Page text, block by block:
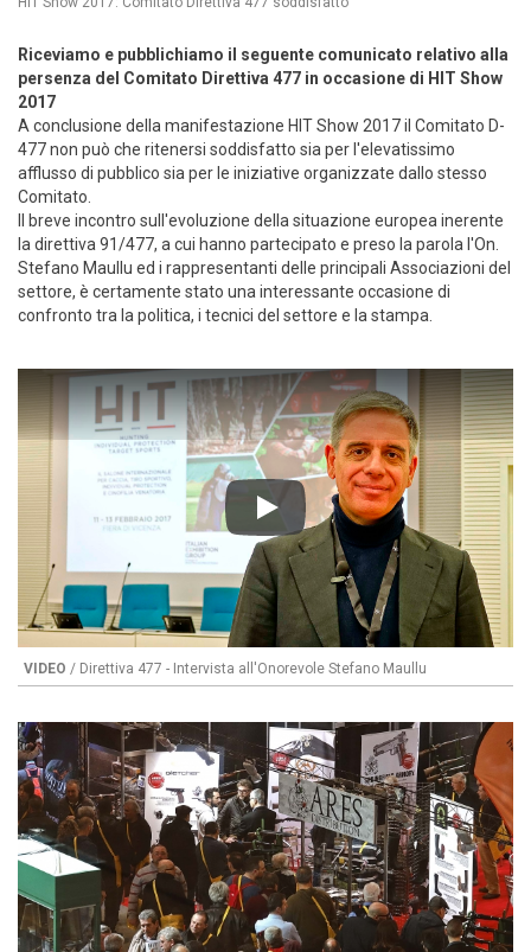
Riceviamo e pubblichiamo il seguente comunicato relativo alla
persenza del Comitato Direttiva 477 in occasione di HIT Show
2017
A conclusione della manifestazione HIT Show 2017 il Comitato D-
477 non può che ritenersi soddisfatto sia per l'elevatissimo
afflusso di pubblico sia per le iniziative organizzate dallo stesso
Comitato.
Il breve incontro sull'evoluzione della situazione europea inerente
la direttiva 91/477, a cui hanno partecipato e preso la parola l'On.
Stefano Maullu ed i rappresentanti delle principali Associazioni del
settore, è certamente stato una interessante occasione di
confronto tra la politica, i tecnici del settore e la stampa.
Play
VIDEO / Direttiva 477 - Intervista all'Onorevole Stefano Maullu